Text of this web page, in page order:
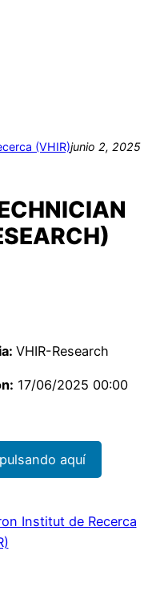
(VHIR)junio 2, 2025
VHIR-Research
17/06/2025 00:00
aquí
Institut de Recerca